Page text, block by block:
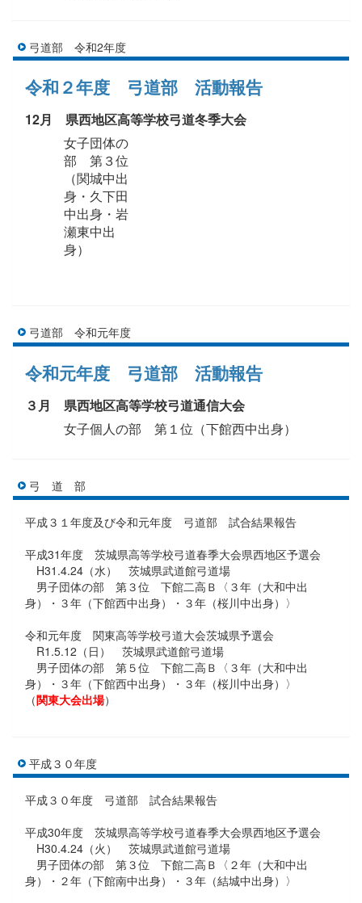
弓道部 令和2年度
令和２年度 弓道部 活動報告
12月 県西地区高等学校弓道冬季大会
女子団体の
部 第３位
（関城中出
身・久下田
中出身・岩
瀬東中出
身）
弓道部 令和元年度
令和元年度 弓道部 活動報告
３月 県西地区高等学校弓道通信大会
女子個人の部 第１位（下館西中出身）
弓 道 部
平成３１年度及び令和元年度 弓道部 試合結果報告
平成31年度 茨城県高等学校弓道春季大会県西地区予選会
H31.4.24（水） 茨城県武道館弓道場
男子団体の部 第３位 下館二高Ｂ〈３年（大和中出
身）・３年（下館西中出身）・３年（桜川中出身）〉
令和元年度 関東高等学校弓道大会茨城県予選会
R1.5.12（日） 茨城県武道館弓道場
男子団体の部 第５位 下館二高Ｂ〈３年（大和中出
身）・３年（下館西中出身）・３年（桜川中出身）〉
（関東大会出場）
平成３０年度
平成３０年度 弓道部 試合結果報告
平成30年度 茨城県高等学校弓道春季大会県西地区予選会
H30.4.24（火） 茨城県武道館弓道場
男子団体の部 第３位 下館二高Ｂ〈２年（大和中出
身）・２年（下館南中出身）・３年（結城中出身）〉